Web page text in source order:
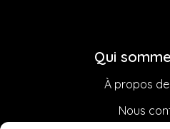
Qui
À propos
Nous